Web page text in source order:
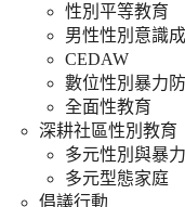
性別平等教育
男性性別意識
CEDAW
數位性別暴力
全面性教育
深耕社區性別教育
多元性別與暴
多元型態家庭
倡議行動